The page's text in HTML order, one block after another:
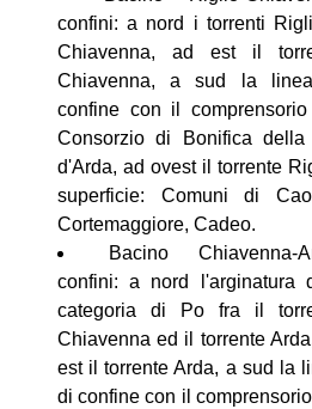
confini: a nord i torrenti
Chiavenna, ad est il
Chiavenna, a sud la
confine con il comprensorio
Consorzio di Bonifica della
d'Arda, ad ovest il torrente
superficie: Comuni di
Cortemaggiore, Cadeo.
Bacino Chiavenna-
confini: a nord l'arginatura
categoria di Po fra il
Chiavenna ed il torrente
est il torrente Arda, a sud la
di confine con il comprensorio